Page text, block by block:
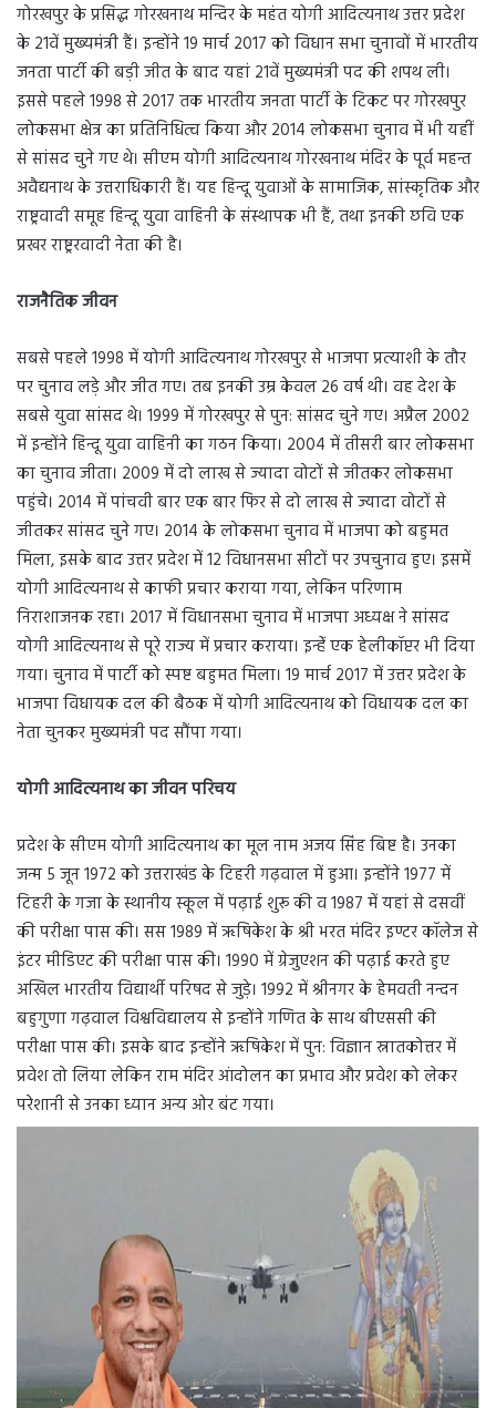
गोरखपुर के प्रसिद्ध गोरखनाथ मन्दिर के महंत योगी आदित्यनाथ उत्तर प्रदेश
के 21वें मुख्यमंत्री हैं। इन्होंने 19 मार्च 2017 को विधान सभा चुनावों में भारतीय
जनता पार्टी की बड़ी जीत के बाद यहां 21वें मुख्यमंत्री पद की शपथ ली।
इससे पहले 1998 से 2017 तक भारतीय जनता पार्टी के टिकट पर गोरखपुर
लोकसभा क्षेत्र का प्रतिनिधित्व किया और 2014 लोकसभा चुनाव में भी यहीं
से सांसद चुने गए थे। सीएम योगी आदित्यनाथ गोरखनाथ मंदिर के पूर्व महन्त
अवैद्यनाथ के उत्तराधिकारी हैं। यह हिन्दू युवाओं के सामाजिक, सांस्कृतिक और
राष्ट्रवादी समूह हिन्दू युवा वाहिनी के संस्थापक भी हैं, तथा इनकी छवि एक
प्रखर राष्ट्ररवादी नेता की है।
राजनैतिक जीवन
सबसे पहले 1998 में योगी आदित्यनाथ गोरखपुर से भाजपा प्रत्याशी के तौर
पर चुनाव लड़े और जीत गए। तब इनकी उम्र केवल 26 वर्ष थी। वह देश के
सबसे युवा सांसद थे। 1999 में गोरखपुर से पुन: सांसद चुने गए। अप्रैल 2002
में इन्होंने हिन्दू युवा वाहिनी का गठन किया। 2004 में तीसरी बार लोकसभा
का चुनाव जीता। 2009 में दो लाख से ज्यादा वोटों से जीतकर लोकसभा
पहुंचे। 2014 में पांचवी बार एक बार फिर से दो लाख से ज्यादा वोटों से
जीतकर सांसद चुने गए। 2014 के लोकसभा चुनाव में भाजपा को बहुमत
मिला, इसके बाद उत्तर प्रदेश में 12 विधानसभा सीटों पर उपचुनाव हुए। इसमें
योगी आदित्यनाथ से काफी प्रचार कराया गया, लेकिन परिणाम
निराशाजनक रहा। 2017 में विधानसभा चुनाव में भाजपा अध्यक्ष ने सांसद
योगी आदित्यनाथ से पूरे राज्य में प्रचार कराया। इन्हेंं एक हेलीकॉप्टर भी दिया
गया। चुनाव में पार्टी को स्पष्ट बहुमत मिला। 19 मार्च 2017 में उत्तर प्रदेश के
भाजपा विधायक दल की बैठक में योगी आदित्यनाथ को विधायक दल का
नेता चुनकर मुख्यमंत्री पद सौंपा गया।
योगी आदित्यनाथ का जीवन परिचय
प्रदेश के सीएम योगी आदित्यनाथ का मूल नाम अजय सिंह बिष्ट है। उनका
जन्म 5 जून 1972 को उत्तराखंड के टिहरी गढ़वाल में हुआ। इन्होंने 1977 में
टिहरी के गजा के स्थानीय स्कूल में पढ़ाई शुरू की व 1987 में यहां से दसवीं
की परीक्षा पास की। सस 1989 में ऋषिकेश के श्री भरत मंदिर इण्टर कॉलेज से
इंटर मीडिएट की परीक्षा पास की। 1990 में ग्रेजुएशन की पढ़ाई करते हुए
अखिल भारतीय विद्यार्थी परिषद से जुड़े। 1992 में श्रीनगर के हेमवती नन्दन
बहुगुणा गढ़वाल विश्वविद्यालय से इन्होंने गणित के साथ बीएससी की
परीक्षा पास की। इसके बाद इन्होंने ऋषिकेश में पुन: विज्ञान स्नातकोत्तर में
प्रवेश तो लिया लेकिन राम मंदिर आंदोलन का प्रभाव और प्रवेश को लेकर
परेशानी से उनका ध्यान अन्य ओर बंट गया।